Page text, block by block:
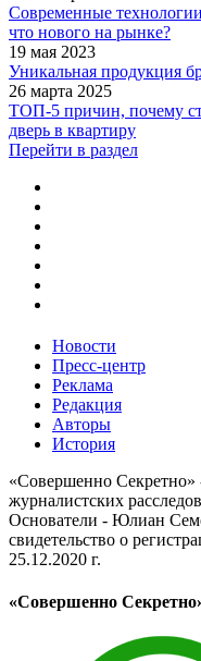
Современные
что нового на рынке?
19 мая 2023
Уникальная продукция
26 марта 2025
ТОП-5 причин, почему
дверь в квартиру
Перейти в раздел
Новости
Пресс-центр
Реклама
Редакция
Авторы
История
«Совершенно Секретно»
журналистских
Основатели - Юлиан
свидетельство о
25.12.2020 г.
«Совершенно